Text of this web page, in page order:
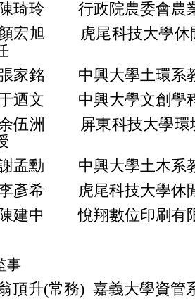
陳琦玲
行政院農委會農
宏旭
虎尾科技大學
家銘
中興大學土環系
迺文
中興大學文創學
伍洲
屏東科技大學
孟勳
中興大學土木系
彥希
虎尾科技大學休
陳建中
悅翔數位印刷有
事
頂升(常務) 嘉義大學資管